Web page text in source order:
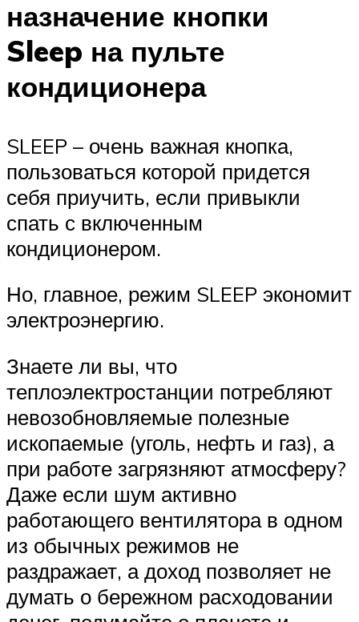
назначение кнопки
Sleep на пульте
кондиционера
SLEEP – очень важная кнопка,
пользоваться которой придется
себя приучить, если привыкли
спать с включенным
кондиционером.
Но, главное, режим SLEEP экономит
электроэнергию.
Знаете ли вы, что
теплоэлектростанции потребляют
невозобновляемые полезные
ископаемые (уголь, нефть и газ), а
при работе загрязняют атмосферу?
Даже если шум активно
работающего вентилятора в одном
из обычных режимов не
раздражает, а доход позволяет не
думать о бережном расходовании